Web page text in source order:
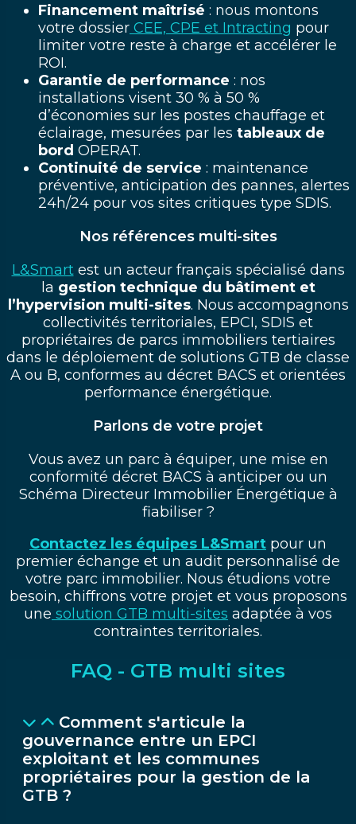
Financement maîtrisé : nous montons
votre dossier CEE, CPE et Intracting pour
limiter votre reste à charge et accélérer le
ROI.
Garantie de performance : nos
installations visent 30 % à 50 %
d’économies sur les postes chauffage et
éclairage, mesurées par les tableaux de
bord OPERAT.
Continuité de service : maintenance
préventive, anticipation des pannes, alertes
24h/24 pour vos sites critiques type SDIS.
Nos références multi-sites
L&Smartest un acteur français spécialisé dans
la gestion technique du bâtiment et
l’hypervision multi-sites. Nous accompagnons
collectivités territoriales, EPCI, SDIS et
propriétaires de parcs immobiliers tertiaires
dans le déploiement de solutions GTB de classe
A ou B, conformes au décret BACS et orientées
performance énergétique.
Parlons de votre projet
Vous avez un parc à équiper, une mise en
conformité décret BACS à anticiper ou un
Schéma Directeur Immobilier Énergétique à
fiabiliser ?
Contactez les équipes L&Smart pour un
premier échange et un audit personnalisé de
votre parc immobilier. Nous étudions votre
besoin, chiffrons votre projet et vous proposons
une solution GTB multi-sites adaptée à vos
contraintes territoriales.
FAQ - GTB multi sites
Comment s'articule la
gouvernance entre un EPCI
exploitant et les communes
propriétaires pour la gestion de la
GTB ?